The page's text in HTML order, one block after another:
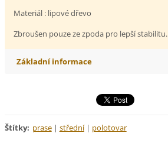
Materiál : lipové dřevo
Zbroušen pouze ze zpoda pro lepší stabilitu.
Základní informace
Štítky: prase | střední | polotovar